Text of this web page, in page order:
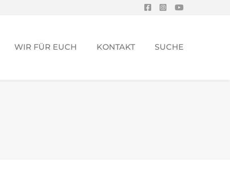
WIR FÜR EUCH KONTAKT SUCHE